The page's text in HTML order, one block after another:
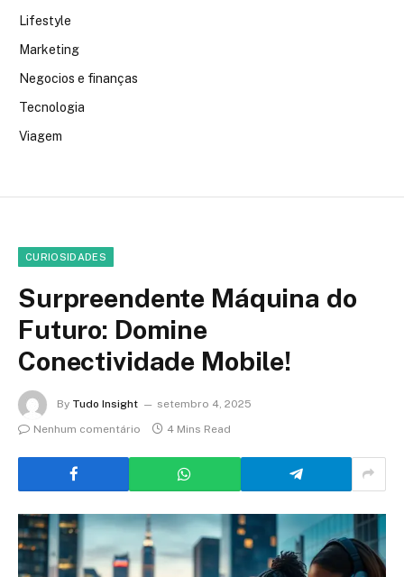
Lifestyle
Marketing
Negocios e finanças
Tecnologia
Viagem
CURIOSIDADES
Surpreendente Máquina do
Futuro: Domine
Conectividade Mobile!
By Tudo Insight
setembro 4, 2025
Nenhum comentário
4 Mins Read